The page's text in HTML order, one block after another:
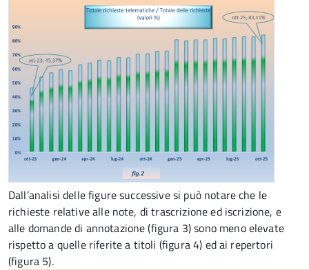
Dall’analisi delle figure successive si può notare che le
richieste relative alle note, di trascrizione ed iscrizione, e
alle domande di annotazione (figura 3) sono meno elevate
rispetto a quelle riferite a titoli (figura 4) ed ai repertori
(figura 5).